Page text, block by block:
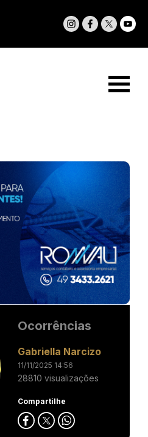
Ocorrências
Gabriella Narcizo
11/11/2025 14:56
28810 visualizações
Compartilhe